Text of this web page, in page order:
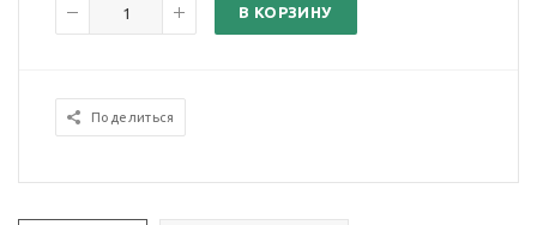
В КОРЗИНУ
Поделиться